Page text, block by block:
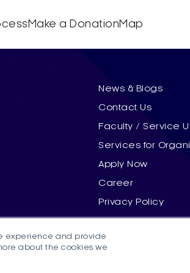
experience and provide
about the cookies we
Make a DonationMap
News & Blogs
Contact Us
Faculty / Service
Services for
Apply Now
Career
Privacy Policy